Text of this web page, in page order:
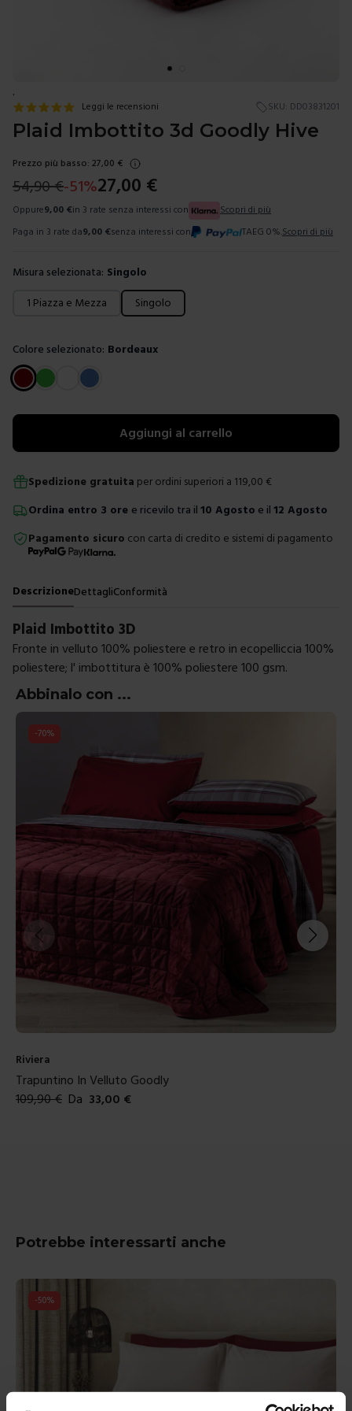
.
Leggi le recensioni SKU: DD03831201
Plaid Imbottito 3d Goodly Hive
Prezzo più basso: 27,00 €
54,90€-51%27,00 €
Oppure9,00 €in 3 rate senza interessi con
Scopri di più
Paga in 3 rate da9,00 €senza interessi con TAEG 0%. Scopri di più
Misura selezionata: Singolo
Scegli una misura
1 Piazza e Mezza Singolo
Colore selezionato: Bordeaux
Scegli un colore
Aggiungi al carrello
Spedizione gratuita per ordini superiori a 119,00 €
Ordina entro 3 ore e ricevilo tra il 10 Agosto e il 12 Agosto
Pagamento sicuro con carta di credito e sistemi di pagamento
DescrizioneDettagliConformità
Plaid Imbottito 3D
Fronte in velluto 100% poliestere e retro in ecopelliccia 100%
poliestere; l' imbottitura è 100% poliestere 100 gsm.
Abbinalo con ...
-71%
Riviera
Tenda Confezionata In Velluto Goodly
44,90€ Da 13,00 €
Potrebbe interessarti anche
-50%